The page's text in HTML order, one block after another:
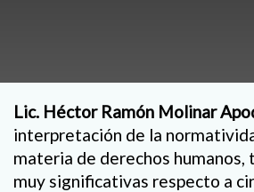
Lic. Héctor Ramón Molinar
interpretación de la
materia de derechos humanos,
muy significativas respecto a